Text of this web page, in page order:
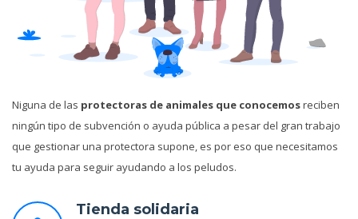
Niguna de las protectoras de animales que conocemosreciben
ningún tipo de subvención o ayuda pública a pesar del gran trabajo
que gestionar una protectora supone, es por eso que necesitamos
tu ayuda para seguir ayudando a los peludos.
Tienda solidaria